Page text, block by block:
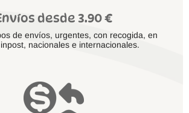
desde 3.90 €
de envíos, urgentes, con recogida, en
nacionales e internacionales.